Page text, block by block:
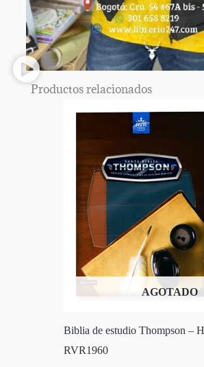
Productos relacionados
AGOTADO
Biblia de estudio Thompson –
RVR1960